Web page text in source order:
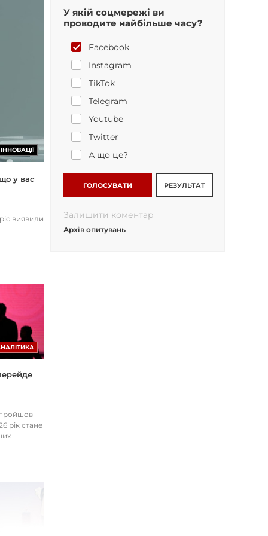
ІННОВАЦІЇ
у вас
виявили
рік стане
У якій соцмережі ви
проводите найбільше часу?
Facebook
Instagram
TikTok
Telegram
Youtube
Twitter
А що це?
ГОЛОСУВАТИ РЕЗУЛЬТАТ
Залишити коментар
Архів опитувань